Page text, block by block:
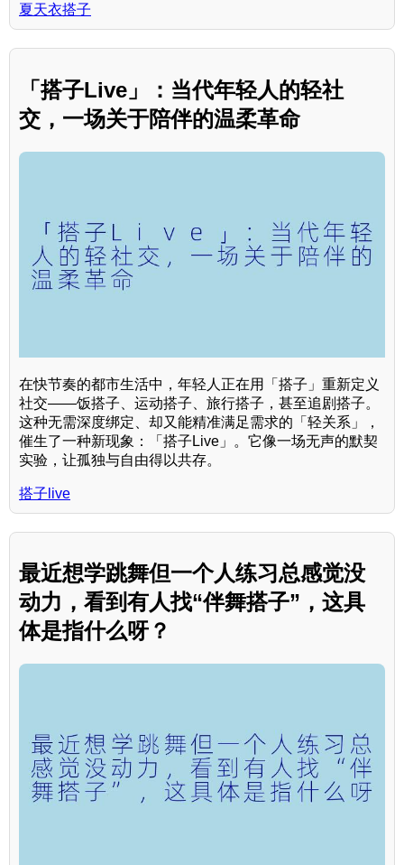
夏天衣搭子
「搭子Live」：当代年轻人的轻社
交，一场关于陪伴的温柔革命
在快节奏的都市生活中，年轻人正在用「搭子」重新定义
社交——饭搭子、运动搭子、旅行搭子，甚至追剧搭子。
这种无需深度绑定、却又能精准满足需求的「轻关系」，
催生了一种新现象：「搭子Live」。它像一场无声的默契
实验，让孤独与自由得以共存。
搭子live
最近想学跳舞但一个人练习总感觉没
动力，看到有人找“伴舞搭子”，这具
体是指什么呀？